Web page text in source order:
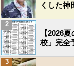
くした神
【2026
校」完全
2
3